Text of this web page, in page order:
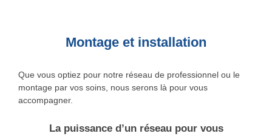
Montage et installation
Que vous optiez pour notre réseau de professionnel ou le
montage par vos soins, nous serons là pour vous
accompagner.
La puissance d’un réseau pour vous